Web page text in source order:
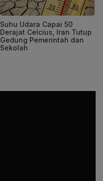
Suhu Udara Capai 50
Derajat Celcius, Iran Tutup
Gedung Pemerintah dan
Sekolah